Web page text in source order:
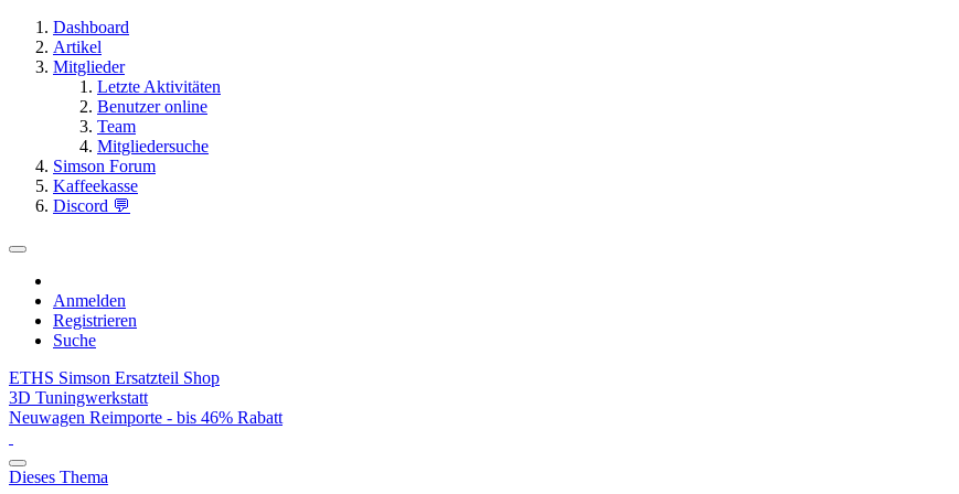
Dashboard
Artikel
Mitglieder
Letzte Aktivitäten
Benutzer online
Team
Mitgliedersuche
Simson Forum
Kaffeekasse
Discord 💬
Anmelden
Registrieren
Suche
ETHS Simson Ersatzteil Shop
3D Tuningwerkstatt
Neuwagen Reimporte - bis 46% Rabatt
Dieses Thema